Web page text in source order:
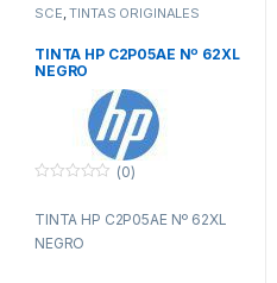
SCE ,TINTAS ORIGINALES
TINTA HP C2P05AE Nº 62XL
NEGRO
u
r
(0)
TINTA HP C2P05AE Nº 62XL
NEGRO